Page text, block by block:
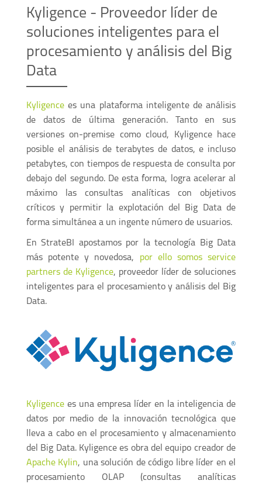
Kyligence - Proveedor líder de
soluciones inteligentes para el
procesamiento y análisis del Big
Data
Kyligencees una plataforma inteligente de análisis
de datos de última generación. Tanto en sus
versiones on-premise como cloud, Kyligence hace
posible el análisis de terabytes de datos, e incluso
petabytes, con tiempos de respuesta de consulta por
debajo del segundo. De esta forma, logra acelerar al
máximo las consultas analíticas con objetivos
críticos y permitir la explotación del Big Data de
forma simultánea a un ingente número de usuarios.
En StrateBI apostamos por la tecnología Big Data
más potente y novedosa, por ello somos service
partners de Kyligence, proveedor líder de soluciones
inteligentes para el procesamiento y análisis del Big
Data.
Kyligence es una empresa líder en la inteligencia de
datos por medio de la innovación tecnológica que
lleva a cabo en el procesamiento y almacenamiento
del Big Data. Kyligence es obra del equipo creador de
Apache Kylin, una solución de código libre líder en el
procesamiento OLAP (consultas analíticas